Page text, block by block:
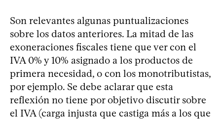
Son relevantes algunas puntualizaciones
sobre los datos anteriores. La mitad de las
exoneraciones fiscales tiene que ver con el
IVA 0% y 10% asignado a los productos de
primera necesidad, o con los monotributistas,
por ejemplo. Se debe aclarar que esta
reflexión no tiene por objetivo discutir sobre
el IVA (carga injusta que castiga más a los que